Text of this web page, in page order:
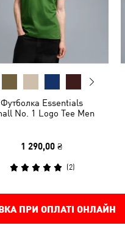
Футболка Essentials
No. 1 Logo Tee Men
1 290,00 ₴
(2)
ПРИ ОПЛАТІ ОНЛАЙН